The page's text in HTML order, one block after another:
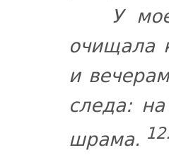
У
очищала
и
следа:
шрама.